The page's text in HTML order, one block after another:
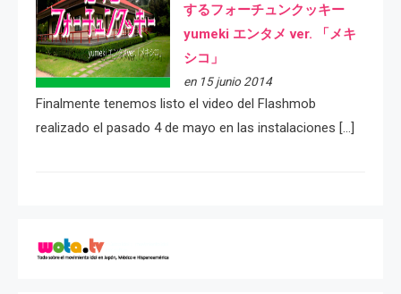
するフォーチュンクッキー
yumeki エンタメ ver. 「メキ
シコ」
en 15 junio 2014
Finalmente tenemos listo el video del Flashmob
realizado el pasado 4 de mayo en las instalaciones […]